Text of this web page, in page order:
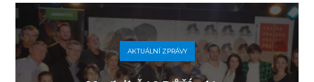
AKTUÁLNÍ ZPRÁVY